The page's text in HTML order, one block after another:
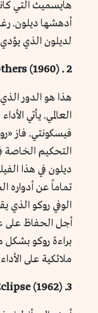
هايسميث التي
أدهشها ديلون.
لديلون الذي
2 . Rocco and His Brothers (1960)
هذا هو الدور
العالمي. يأتي
التحكيم الخاصة
ديلون في هذا
تماماً عن أدواره
الوفي روكو الذي
أجل الحفاظ على
براءة روكو بشكل
ملائكية على
3. Eclipse (1962)